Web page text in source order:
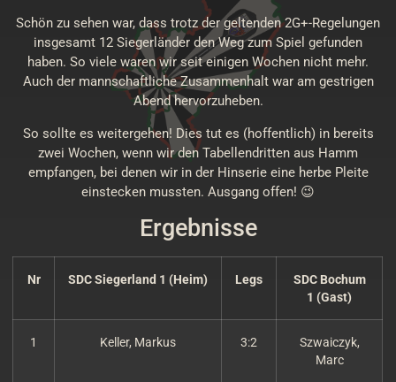
Schön zu sehen war, dass trotz der geltenden 2G+-Regelungen
insgesamt 12 Siegerländer den Weg zum Spiel gefunden
haben. So viele waren wir seit einigen Wochen nicht mehr.
Auch der mannschaftliche Zusammenhalt war am gestrigen
Abend hervorzuheben.
So sollte es weitergehen! Dies tut es (hoffentlich) in bereits
zwei Wochen, wenn wir den Tabellendritten aus Hamm
empfangen, bei denen wir in der Hinserie eine herbe Pleite
einstecken mussten. Ausgang offen! 😉
Ergebnisse
Nr SDC Siegerland 1 (Heim) Legs
SDC Bochum
1 (Gast)
1 Keller, Markus 3:2
Szwaiczyk,
Marc